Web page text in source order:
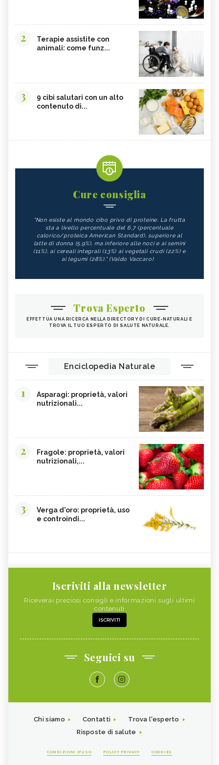
2
Terapie assistite con
animali: come funz...
3
9 cibi salutari con un alto
contenuto di...
Cure consiglia
"Non esiste al mondo cibo privo di proteine. La frutta
sta a livello percentuale del 6,7 (percentuale
calorico/proteica American Standard), superiore al
latte di donna (5,9%), ma inferiore alle noci e ai semini
(11%), ai cereali integrali (13%) ai vegetali crudi (22%) e
ai legumi (28%)." (Valdo Vaccaro)
Trova Esperto
EFFETTUA UNA RICERCA NELLA DIRECTORY DI CURE-NATURALI E
TROVA IL TUO ESPERTO DI SALUTE NATURALE.
Enciclopedia Naturale
1
Asparagi: proprietà, valori
nutrizionali...
2
Fragole: proprietà, valori
nutrizionali,...
3
Verga d'oro: proprietà, uso
e controindi...
Iscriviti alla newsletter
Riceverai preziosi consigli e informazioni sugli ultimi
contenuti
ISCRIVITI
Seguici su
Chi siamo Contatti
Trova l'esperto
Risposte di salute
CONDIZIONI D'USO POLICY PRIVACY COOKIES